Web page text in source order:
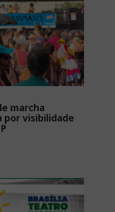
marcha
por visibilidade